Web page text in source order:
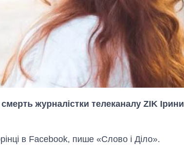
журналістки телеканалу ZIK Ірини
в Facebook, пише «Слово і Діло».